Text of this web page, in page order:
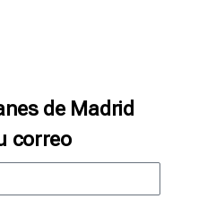
de Madrid
correo